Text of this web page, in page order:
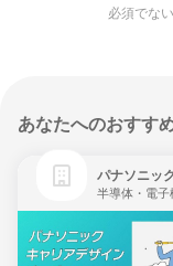
必須でな
あなたへのおすす
パナソニッ
半導体・電子